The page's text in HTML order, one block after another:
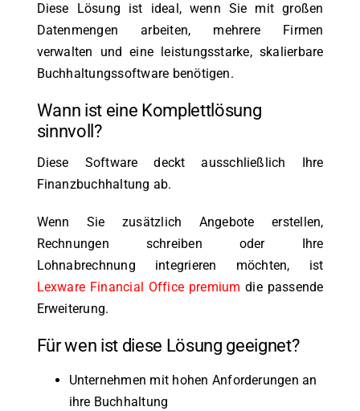
Diese Lösung ist ideal, wenn Sie mit großen
Datenmengen arbeiten, mehrere Firmen
verwalten und eine leistungsstarke, skalierbare
Buchhaltungssoftware benötigen.
Wann ist eine Komplettlösung
sinnvoll?
Diese Software deckt ausschließlich Ihre
Finanzbuchhaltung ab.
Wenn Sie zusätzlich Angebote erstellen,
Rechnungen schreiben oder Ihre
Lohnabrechnung integrieren möchten, ist
Lexware Financial Office premium die passende
Erweiterung.
Für wen ist diese Lösung geeignet?
Unternehmen mit hohen Anforderungen an
ihre Buchhaltung